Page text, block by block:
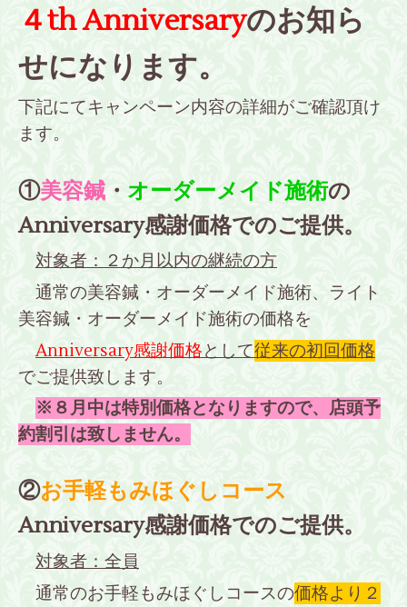
４th Anniversaryのお知ら
せになります。
下記にてキャンペーン内容の詳細がご確認頂け
ます。
①美容鍼 ・ オーダーメイド施術の
Anniversary感謝価格でのご提供。
対象者：２か月以内の継続の方
通常の美容鍼・オーダーメイド施術、ライト
美容鍼・オーダーメイド施術の価格を
Anniversary感謝価格として従来の初回価格
でご提供致します。
※８月中は特別価格となりますので、店頭予
約割引は致しません。
②お手軽もみほぐしコース
Anniversary感謝価格でのご提供。
対象者：全員
通常のお手軽もみほぐしコースの価格より２